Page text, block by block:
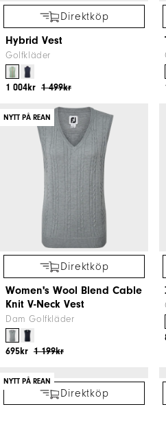
Direktköp
Mesh Back Sleeveless Lisle
Dam Golfkläder
699kr
NYTT PÅ REAN
Direktköp
Hybrid Vest
Golfkläder